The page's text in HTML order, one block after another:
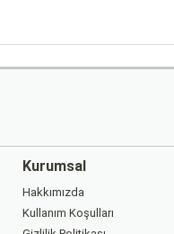
Kurumsal
Hakkımızda
Kullanım Koşulları